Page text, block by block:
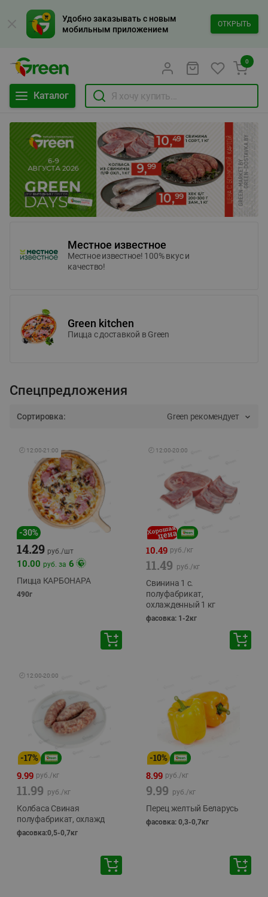
Удобно заказывать с новым
мобильным приложением
ОТКРЫТЬ
Каталог
0
Местное известное
Местное известное! 100% вкус и
качество!
Green kitchen
Пицца c доставкой в Green
Спецпредложения
Сортировка: Green рекомендует
🕘 12:00-21:00
-30%
14.29 руб./шт
10.00 руб. за 6
Пицца КАРБОНАРА
490г
🕘 12:00-20:00
10.49 руб./кг
11.49 руб./кг
Свинина 1 с.
полуфабрикат,
охлажденный 1 кг
фасовка: 1-2кг
🕘 12:00-20:00
-17%
9.99 руб./кг
11.99 руб./кг
Колбаса Свиная
полуфабрикат, охлажд
фасовка:0,5-0,7кг
-10%
8.99 руб./кг
9.99 руб./кг
Перец желтый Беларусь
фасовка: 0,3-0,7кг